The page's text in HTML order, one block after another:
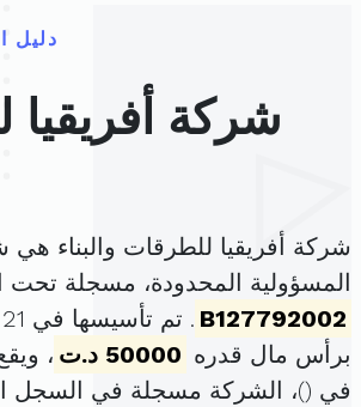
دليل
شركة
شركة أفريقيا للطرقات والبناء
المسؤولية المحدودة، مسجلة تحت
B127792002
برأس مال قدره 50000 د.ت
،
في ()، الشركة مسجلة في السجل